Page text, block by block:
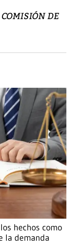
DE
hechos como
la demanda